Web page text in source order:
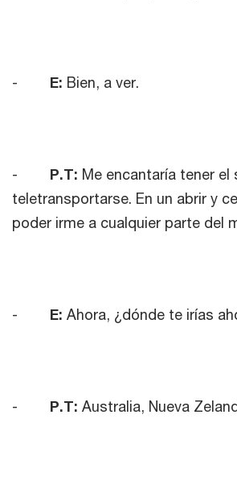
- E: Bien, a ver.
- P.T: Me encantaría tener el
teletransportarse. En un abrir y
poder irme a cualquier parte del
- E: Ahora, ¿dónde te irías
- P.T: Australia, Nueva